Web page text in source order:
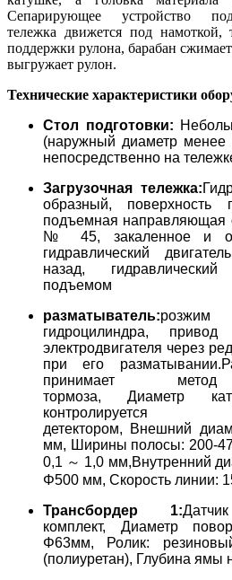
Сепарирующее устройство
тележка движется под намоткой,
поддержки рулона, барабан
выгружает рулон.
Технические характеристики
Стол подготовки:
(наружный диаметр
непосредственно на
Загрузочная тележка:
образный, поверхность
подъемная направляющая
№ 45, закаленное и
гидравлический
назад,
подъемом
разматыватель:
гидроцилиндра,
электродвигателя через
при его
принимает метод
тормоза,Диаметр
контролируется
детектором,
Внешний
мм, Ширины полосы: 200-
0,1 ～ 1,0 мм,Внутренний
Φ500 мм, Скорость линии:
Трансбордер 1:
комплект, Диаметр
Φ63мм, Ролик:
(полиуретан), Глубина ямы